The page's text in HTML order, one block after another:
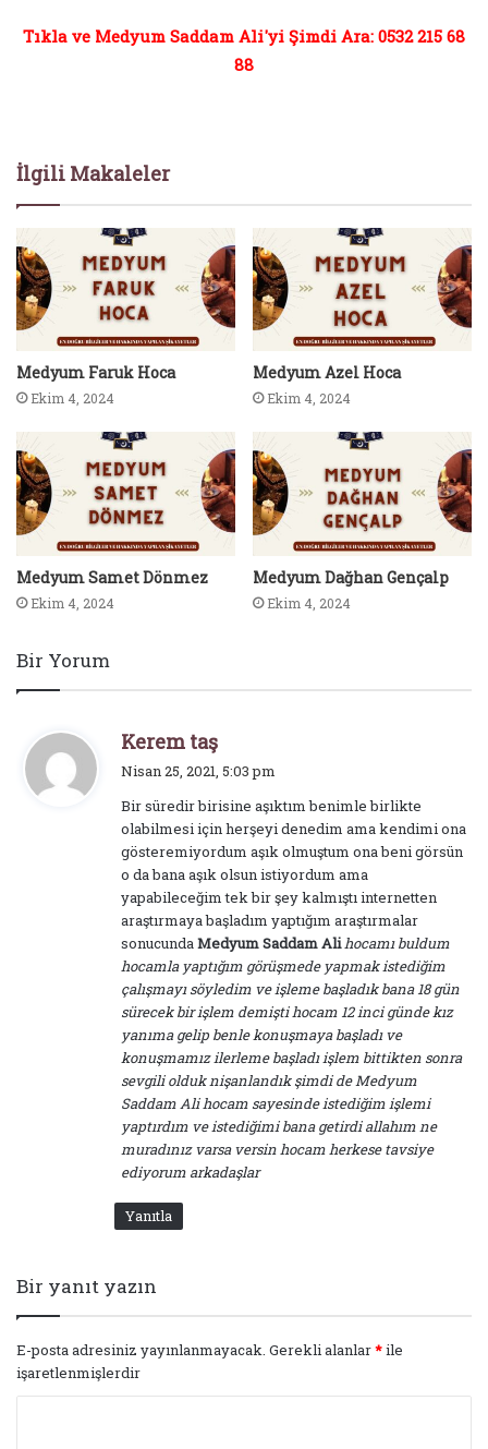
Tıkla ve Medyum Saddam Ali'yi Şimdi Ara: 0532 215 68
88
İlgili Makaleler
Medyum Faruk Hoca
Ekim 4, 2024
Medyum Azel Hoca
Ekim 4, 2024
Medyum Samet Dönmez
Ekim 4, 2024
Medyum Dağhan Gençalp
Ekim 4, 2024
Bir Yorum
Kerem taş
i
k
i
Nisan 25, 2021, 5:03 pm
Bir süredir birisine aşıktım benimle birlikte
olabilmesi için herşeyi denedim ama kendimi ona
gösteremiyordum aşık olmuştum ona beni görsün
o da bana aşık olsun istiyordum ama
yapabileceğim tek bir şey kalmıştı internetten
araştırmaya başladım yaptığım araştırmalar
sonucundaMedyum Saddam Alihocamı buldum
hocamla yaptığım görüşmede yapmak istediğim
çalışmayı söyledim ve işleme başladık bana 18 gün
sürecek bir işlem demişti hocam 12 inci günde kız
yanıma gelip benle konuşmaya başladı ve
konuşmamız ilerleme başladı işlem bittikten sonra
sevgili olduk nişanlandık şimdi de Medyum
Saddam Ali hocam sayesinde istediğim işlemi
yaptırdım ve istediğimi bana getirdi allahım ne
muradınız varsa versin hocam herkese tavsiye
ediyorum arkadaşlar
Yanıtla
Bir yanıt yazın
E-posta adresiniz yayınlanmayacak. Gerekli alanlar*ile
işaretlenmişlerdir